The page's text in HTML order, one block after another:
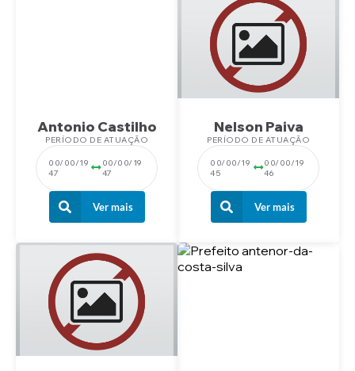
Antonio Castilho
PERÍODO DE ATUAÇÃO
00/00/19
47
00/00/19
47
Ver mais
Nelson Paiva
PERÍODO DE ATUAÇÃO
00/00/19
45
00/00/19
46
Ver mais